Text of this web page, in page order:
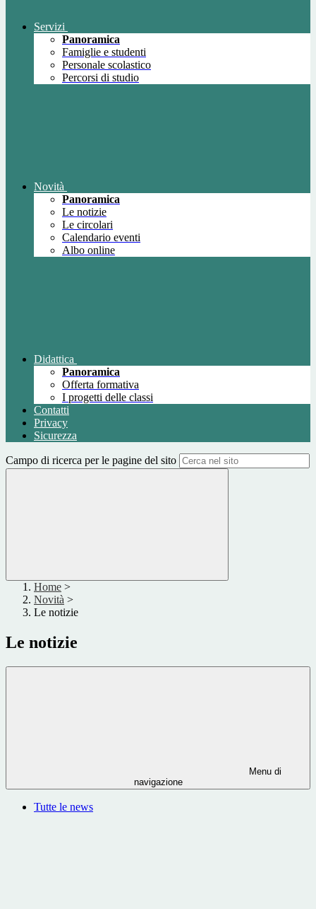
Servizi
Panoramica
Famiglie e studenti
Personale scolastico
Percorsi di studio
Novità
Panoramica
Le notizie
Le circolari
Calendario eventi
Albo online
Didattica
Panoramica
Offerta formativa
I progetti delle classi
Contatti
Privacy
Sicurezza
Campo di ricerca per le pagine del sito
Home >
Novità >
Le notizie
Le notizie
Menu di
navigazione
Tutte le news